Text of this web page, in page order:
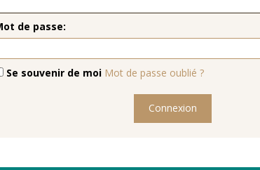
de passe:
Se souvenir de moi Mot de passe oublié ?
Connexion